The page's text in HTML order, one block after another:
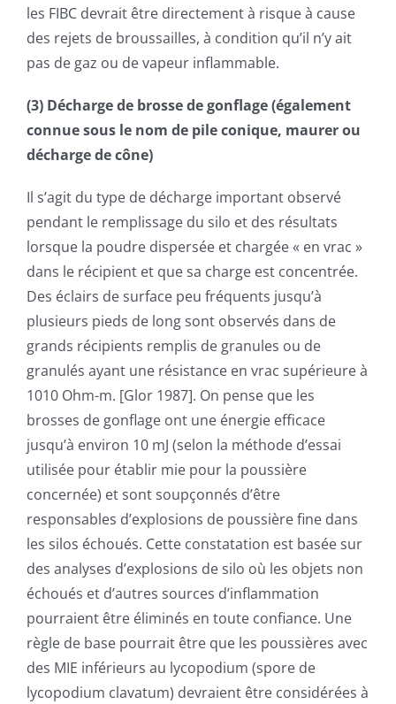
les FIBC devrait être directement à risque à cause
des rejets de broussailles, à condition qu’il n’y ait
pas de gaz ou de vapeur inflammable.
(3) Décharge de brosse de gonflage (également
connue sous le nom de pile conique, maurer ou
décharge de cône)
Il s’agit du type de décharge important observé
pendant le remplissage du silo et des résultats
lorsque la poudre dispersée et chargée « en vrac »
dans le récipient et que sa charge est concentrée.
Des éclairs de surface peu fréquents jusqu’à
plusieurs pieds de long sont observés dans de
grands récipients remplis de granules ou de
granulés ayant une résistance en vrac supérieure à
1010 Ohm-m. [Glor 1987]. On pense que les
brosses de gonflage ont une énergie efficace
jusqu’à environ 10 mJ (selon la méthode d’essai
utilisée pour établir mie pour la poussière
concernée) et sont soupçonnés d’être
responsables d’explosions de poussière fine dans
les silos échoués. Cette constatation est basée sur
des analyses d’explosions de silo où les objets non
échoués et d’autres sources d’inflammation
pourraient être éliminés en toute confiance. Une
règle de base pourrait être que les poussières avec
des MIE inférieurs au lycopodium (spore de
lycopodium clavatum) devraient être considérées à